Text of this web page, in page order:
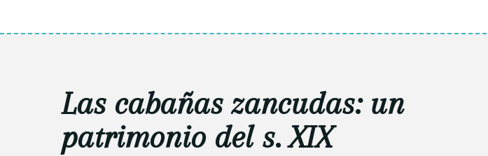
Las cabañas zancudas: un
patrimonio del s. XIX